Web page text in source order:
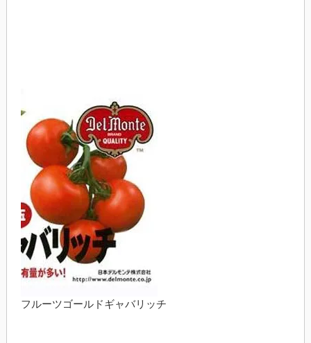
フルーツゴールドギャバリッチ